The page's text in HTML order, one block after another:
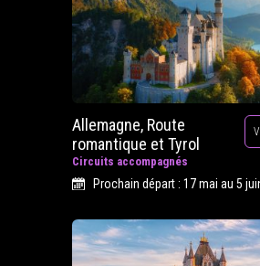
Allemagne, Route
romantique et Tyrol
Circuits accompagnés
Prochain départ : 17 mai au 5